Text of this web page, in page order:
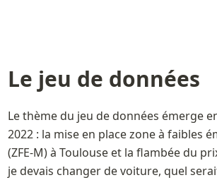
Le jeu de données
Le thème du jeu de données émerge
2022 : la mise en place zone à faibles
(ZFE-M) à Toulouse et la flambée du
je devais changer de voiture, quel